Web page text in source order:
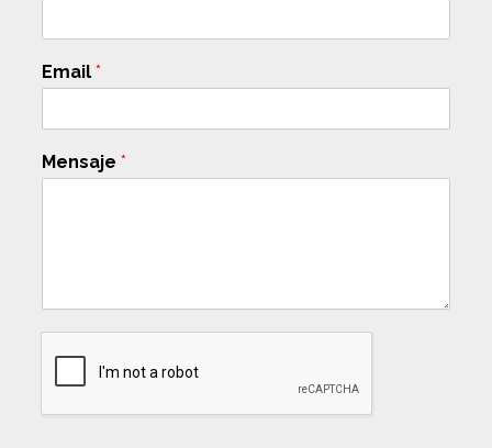
Email*
Mensaje*